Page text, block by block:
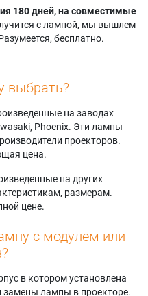
180 дней, на совместимые
с лампой, мы вышлем
бесплатно.
выбрать?
на заводах
Phoenix. Эти лампы
проекторов.
цена.
на других
размерам.
цене.
с модулем или
в котором установлена
замены лампы в проекторе.